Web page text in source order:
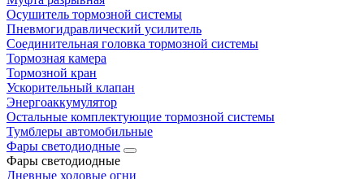
Осушитель тормозной системы
Пневмогидравлический усилитель
Соединительная головка тормозной системы
Тормозная камера
Тормозной кран
Ускорительный клапан
Энергоаккумулятор
Остальные комплектующие тормозной системы
Тумблеры автомобильные
Фары светодиодные
Фары светодиодные
Дневные ходовые огни